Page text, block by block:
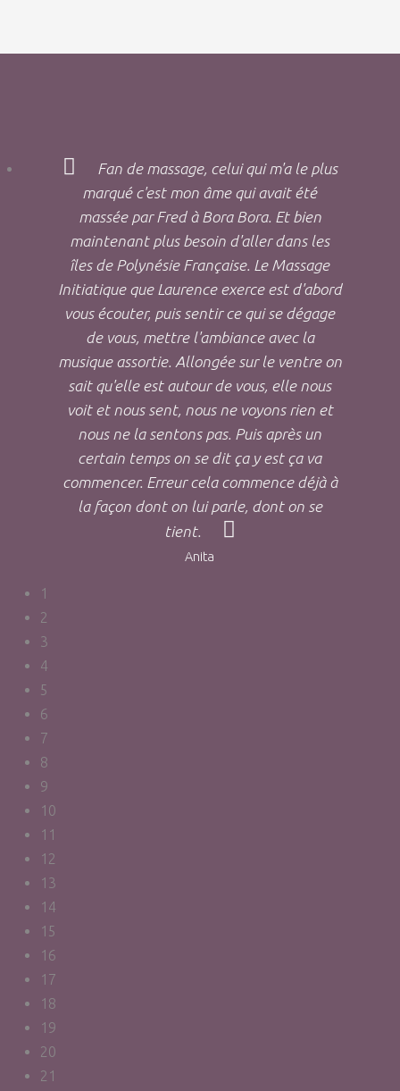
Fan de massage, celui qui m'a le plus
marqué c'est mon âme qui avait été
massée par Fred à Bora Bora. Et bien
maintenant plus besoin d'aller dans les
îles de Polynésie Française. Le Massage
Initiatique que Laurence exerce est d'abord
vous écouter, puis sentir ce qui se dégage
de vous, mettre l'ambiance avec la
musique assortie. Allongée sur le ventre on
sait qu'elle est autour de vous, elle nous
voit et nous sent, nous ne voyons rien et
nous ne la sentons pas. Puis après un
certain temps on se dit ça y est ça va
commencer. Erreur cela commence déjà à
la façon dont on lui parle, dont on se
tient.
Anita
1
2
3
4
5
6
7
8
9
10
11
12
13
14
15
16
17
18
19
20
21